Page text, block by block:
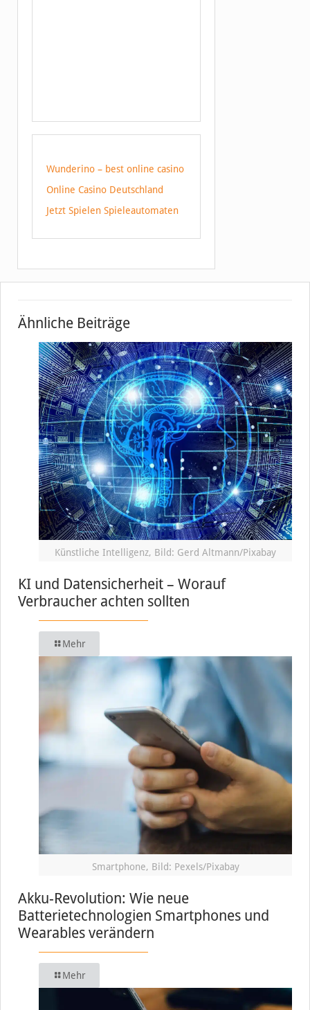
Wunderino – best online casino
Online Casino Deutschland
Jetzt Spielen Spieleautomaten
Ähnliche Beiträge
Künstliche Intelligenz, Bild: Gerd Altmann/Pixabay
KI und Datensicherheit – Worauf
Verbraucher achten sollten
Mehr
Smartphone, Bild: Pexels/Pixabay
Akku-Revolution: Wie neue
Batterietechnologien Smartphones und
Wearables verändern
Mehr